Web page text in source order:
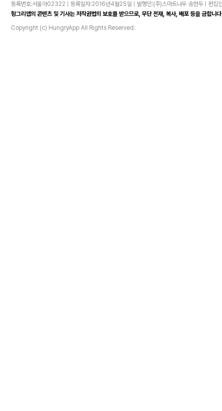
등록번호:서울아02322 | 등록일자:2016년4월25일 | 발행인:(주)스마트나우 송현두 | 편집
헝그리앱의 콘텐츠 및 기사는 저작권법의 보호를 받으므로, 무단 전재, 복사, 배포 등을 금합니
Copyright (c) HungryApp All Rights Reserved.